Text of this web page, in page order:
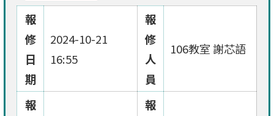
報
修
日
期
2024-10-21
16:55
報
修
人
員
106教室 謝芯語
報
報